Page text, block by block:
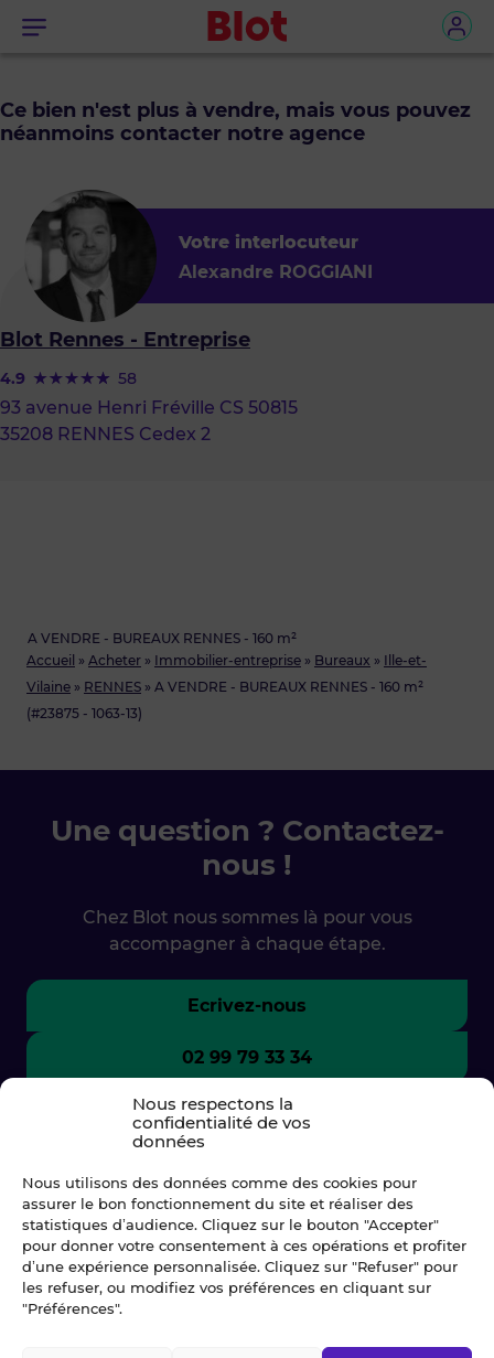
Nous respectons la
confidentialité de vos
données
Nous utilisons des données comme des cookies pour
assurer le bon fonctionnement du site et réaliser des
statistiques d’audience. Cliquez sur le bouton "Accepter"
pour donner votre consentement à ces opérations et profiter
d’une expérience personnalisée. Cliquez sur "Refuser" pour
les refuser, ou modifiez vos préférences en cliquant sur
"Préférences".
Menu
Accueil » Acheter » Immobilier-entreprise » Bureaux » Ille-et-
Vilaine » RENNES » A VENDRE - BUREAUX RENNES - 160 m²
(#23875 - 1063-13)
A VENDRE - BUREAUX RENNES - 160 m²
Ce bien n'est plus à vendre, mais vous pouvez
néanmoins contacter notre agence
Votre interlocuteur
Alexandre ROGGIANI
Blot Rennes - Entreprise
4.9 58
93 avenue Henri Fréville CS 50815
35208 RENNES Cedex 2
Une question ? Contactez-
nous !
Chez Blot nous sommes là pour vous
accompagner à chaque étape.
Ecrivez-nous
02 99 79 33 34